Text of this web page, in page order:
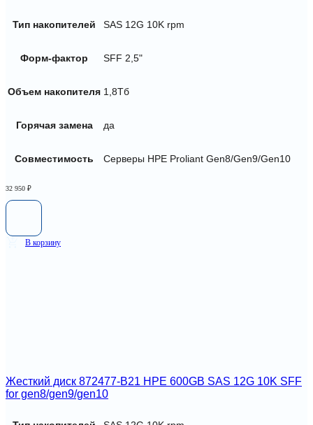
Тип накопителей SAS 12G 10K rpm
Форм-фактор SFF 2,5"
Объем накопителя 1,8Тб
Горячая замена да
Совместимость Серверы HPE Proliant Gen8/Gen9/Gen10
32 950 ₽
В корзину
Жесткий диск 872477-B21 HPE 600GB SAS 12G 10K SFF
for gen8/gen9/gen10